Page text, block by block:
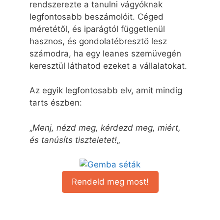
rendszerezte a tanulni vágyóknak
legfontosabb beszámolóit. Céged
méretétől, és iparágtól függetlenül
hasznos, és gondolatébresztő lesz
számodra, ha egy leanes szemüvegén
keresztül láthatod ezeket a vállalatokat.
Az egyik legfontosabb elv, amit mindig
tarts észben:
„Menj, nézd meg, kérdezd meg, miért,
és tanúsíts tiszteletet!„
Rendeld meg most!